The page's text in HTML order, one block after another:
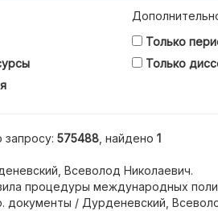
Только
Только
запросу: 575488 , найдено 1
Всеволод Николаевич.
процедуры международных
документы / Дурденевский,